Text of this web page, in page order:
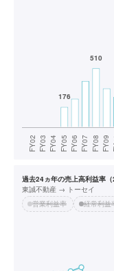
過去24ヵ年の売上高利益率
東誠不動産 → トーセイ
営業利益率
経常利益